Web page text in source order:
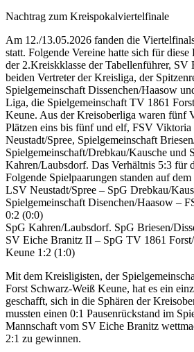
Nachtrag zum Kreispokalviertelfinale
Am 12./13.05.2026 fanden die
statt. Folgende Vereine hatte sich für
der 2.Kreiskklasse der Tabellenführer,
beiden Vertreter der Kreisliga, der
Spielgemeinschaft Dissenchen/Haasow
Liga, die Spielgemeinschaft TV 1861
Keune. Aus der Kreisoberliga waren fünf
Plätzen eins bis fünf und elf, FSV
Neustadt/Spree, Spielgemeinschaft
Spielgemeinschaft/Drebkau/Kausche und
Kahren/Laubsdorf. Das Verhältnis 5:3 für
Folgende Spielpaarungen standen auf
LSV Neustadt/Spree – SpG Drebkau/
Spielgemeinschaft Disenchen/Haasow –
0:2 (0:0)
SpG Kahren/Laubsdorf. SpG Briesen/
SV Eiche Branitz II – SpG TV 1861
Keune 1:2 (1:0)
Mit dem Kreisligisten, der
Forst Schwarz-Weiß Keune, hat es ein
geschafft, sich in die Sphären der
mussten einen 0:1 Pausenrückstand im
Mannschaft vom SV Eiche Branitz
2:1 zu gewinnen.